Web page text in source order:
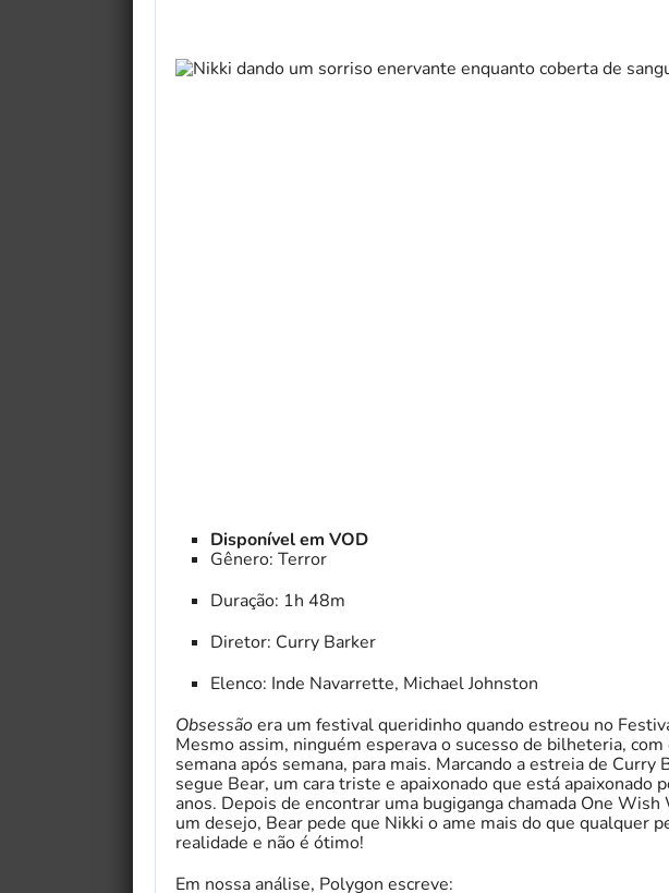
Disponível em VOD
Gênero: Terror
Duração: 1h 48m
Diretor: Curry Barker
Elenco: Inde Navarrette, Michael Johnston
Obsessãoera um festival queridinho quando estreou no
Mesmo assim, ninguém esperava o sucesso de bilheteria,
semana após semana, para mais. Marcando a estreia de Curry
segue Bear, um cara triste e apaixonado que está apaixonado
anos. Depois de encontrar uma bugiganga chamada One
um desejo, Bear pede que Nikki o ame mais do que qualquer
realidade e não é ótimo!
Em nossa análise, Polygon escreve: